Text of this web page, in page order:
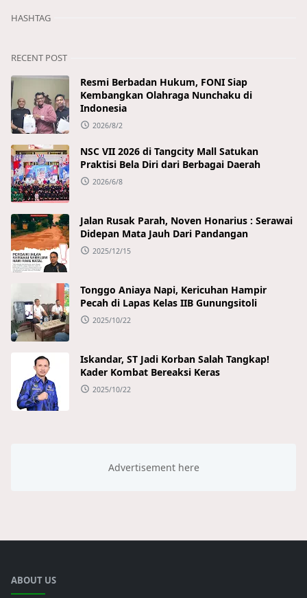
HASHTAG
RECENT POST
Resmi Berbadan Hukum, FONI Siap
Kembangkan Olahraga Nunchaku di
Indonesia
2026/8/2
NSC VII 2026 di Tangcity Mall Satukan
Praktisi Bela Diri dari Berbagai Daerah
2026/6/8
Jalan Rusak Parah, Noven Honarius : Serawai
Didepan Mata Jauh Dari Pandangan
2025/12/15
Tonggo Aniaya Napi, Kericuhan Hampir
Pecah di Lapas Kelas IIB Gunungsitoli
2025/10/22
Iskandar, ST Jadi Korban Salah Tangkap!
Kader Kombat Bereaksi Keras
2025/10/22
ABOUT US